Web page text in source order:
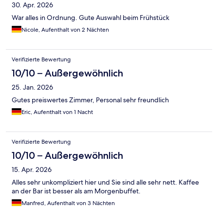
30. Apr. 2026
War alles in Ordnung. Gute Auswahl beim Frühstück
Nicole, Aufenthalt von 2 Nächten
Verifizierte Bewertung
10/10 – Außergewöhnlich
25. Jan. 2026
Gutes preiswertes Zimmer, Personal sehr freundlich
Eric, Aufenthalt von 1 Nacht
Verifizierte Bewertung
10/10 – Außergewöhnlich
15. Apr. 2026
Alles sehr unkompliziert hier und Sie sind alle sehr nett. Kaffee
an der Bar ist besser als am Morgenbuffet.
Manfred, Aufenthalt von 3 Nächten